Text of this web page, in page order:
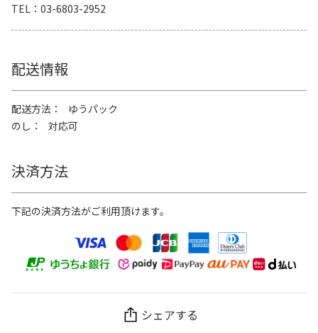
TEL
03-6803-2952
配送情報
配送方法
ゆうパック
のし
対応可
決済方法
下記の決済方法がご利用頂けます。
シェアする